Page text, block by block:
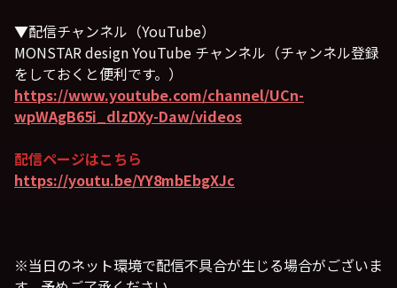
▼配信チャンネル（YouTube）
MONSTAR design YouTube チャンネル（チャンネル登録
をしておくと便利です。）
https://www.youtube.com/channel/UCn-
wpWAgB65i_dlzDXy-Daw/videos
配信ページはこちら
https://youtu.be/YY8mbEbgXJc
※当日のネット環境で配信不具合が生じる場合がございま